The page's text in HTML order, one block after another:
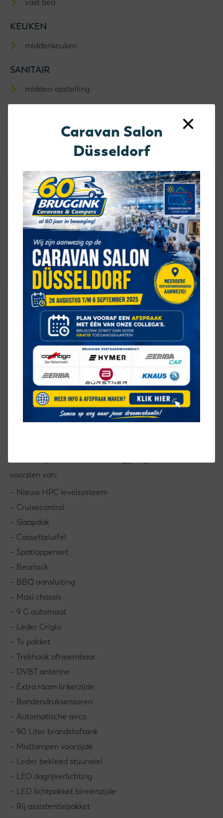
vast bed
KEUKEN
middenkeuken
SANITAIR
midden-opstelling
standaardzit
CONTACT OVER DEZEHYMER
YELLOWSTONE 636
Velden met een * zijn verplicht
MEER OVER DEZE HYMER
YELLOWSTONE 636
Bemiddelingsverkoop beperkte inruil mogelijk!
Hymer Yellowstone 636 1-3-2022
Fiat Ducato 2.3 M-Jet 180PK Automaat
voorzien van:
– Nieuw HPC levelsysteem
– Cruisecontrol
– Slaapdak
– Cassetteluifel
– Spatlappenset
– Bearlock
– BBQ aansluiting
– Maxi chassis
– 9 G automaat
– Leder Grigio
– Tv pakket
– Trekhaak afneembaar
– DVBT antenne
– Extra raam linkerzijde
– Bandendruksensoren
– Automatische airco
– 90 Liter brandstoftank
– Mistlampen voorzijde
– Leder bekleed stuurwiel
– LED dagrijverlichting
– LED lichtpakket binnenzijde
– Rij assistentiepakket
Caravan Salon
Düsseldorf
×